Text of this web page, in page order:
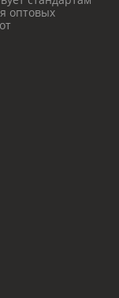
оптовых